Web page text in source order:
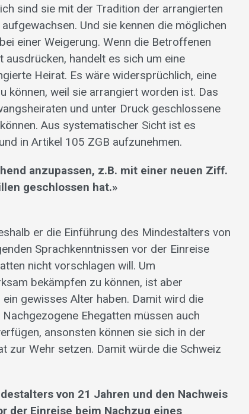
sind sie mit der Tradition der arrangierten
Und sie kennen die möglichen
einer Weigerung. Wenn die Betroffenen
handelt es sich um eine
Heirat. Es wäre widersprüchlich, eine
können, weil sie arrangiert worden ist. Das
und unter Druck geschlossene
Aus systematischer Sicht ist es
in Artikel 105 ZGB aufzunehmen.
anzupassen, z.B. mit einer neuen Ziff.
geschlossen hat.»
er die Einführung des Mindestalters von
Sprachkenntnissen vor der Einreise
nicht vorschlagen will. Um
bekämpfen zu können, ist aber
gewisses Alter haben. Damit wird die
Ehegatten müssen auch
ansonsten können sie sich in der
zur Wehr setzen. Damit würde die Schweiz
von 21 Jahren und den Nachweis
der Einreise beim Nachzug eines